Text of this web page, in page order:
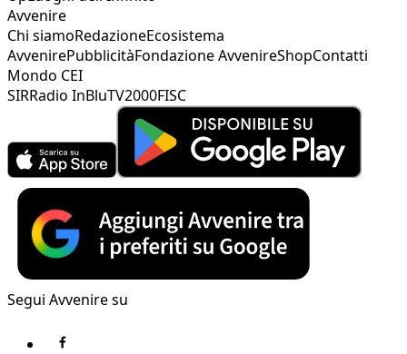
Avvenire
Chi siamoRedazioneEcosistema
AvvenirePubblicitàFondazione AvvenireShopContatti
Mondo CEI
SIRRadio InBluTV2000FISC
Segui Avvenire su